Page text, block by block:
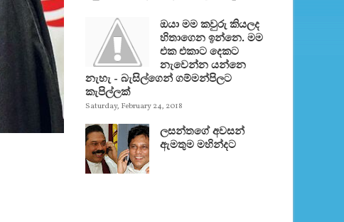
ඔයා මම කවුරු කියලද
හිතාගෙන ඉන්නෙ. මම
එක එකාට දෙකට
නැවෙන්න යන්නෙ
නැහැ - බැසිල්ගෙන් ගම්මන්පිලට
කැපිල්ලක්
Saturday, February 24, 2018
ලසන්තගේ අවසන්
ඇමතුම මහින්දට